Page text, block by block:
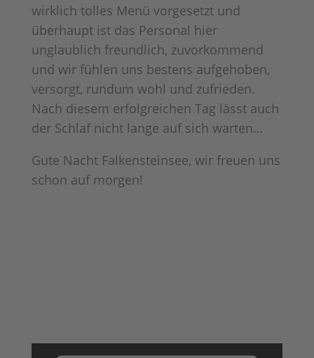
wirklich tolles Menü vorgesetzt und
überhaupt ist das Personal hier
unglaublich freundlich, zuvorkommend
und wir fühlen uns bestens aufgehoben,
versorgt, rundum wohl und zufrieden.
Nach diesem erfolgreichen Tag lässt auch
der Schlaf nicht lange auf sich warten…
Gute Nacht Falkensteinsee, wir freuen uns
schon auf morgen!